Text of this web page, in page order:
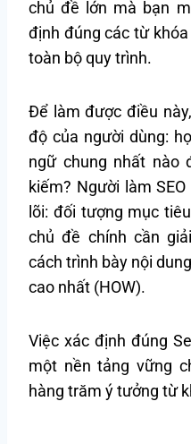
chủ đề lớn mà bạn
định đúng các từ
toàn bộ quy trình.
Để làm được điều
độ của người dùng:
ngữ chung nhất nào
kiếm? Người làm
lõi: đối tượng mục
chủ đề chính cần
cách trình bày nội
cao nhất (HOW).
Việc xác định đúng
một nền tảng vững
hàng trăm ý tưởng từ